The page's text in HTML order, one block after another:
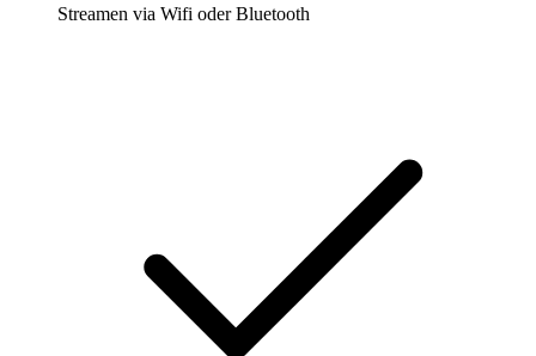
Streamen via Wifi oder Bluetooth